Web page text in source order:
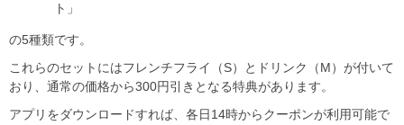
ト」
の5種類です。
これらのセットにはフレンチフライ（S）とドリンク（M）が付いて
おり、通常の価格から300円引きとなる特典があります。
アプリをダウンロードすれば、各日14時からクーポンが利用可能で